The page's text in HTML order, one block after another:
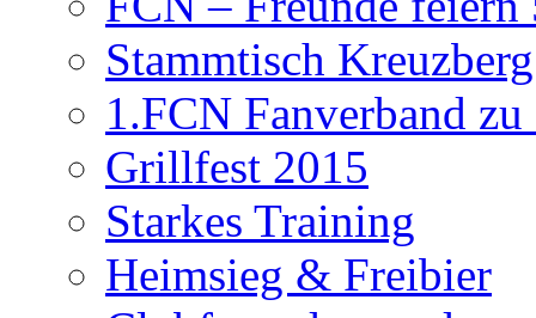
Stammtisch Kreuzberg
1.FCN Fanverband
Grillfest 2015
Starkes Training
Heimsieg & Freibier